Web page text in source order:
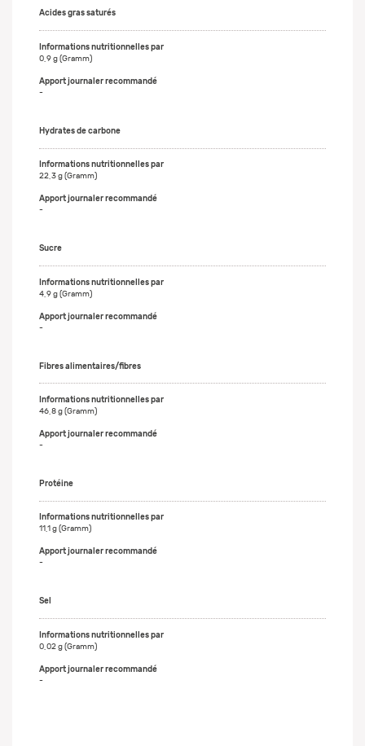
Acides gras saturés
0,9 g (Gramm)
-
Hydrates de carbone
22,3 g (Gramm)
-
Sucre
4,9 g (Gramm)
-
Fibres alimentaires/fibres
46,8 g (Gramm)
-
Protéine
11,1 g (Gramm)
-
Sel
0,02 g (Gramm)
-